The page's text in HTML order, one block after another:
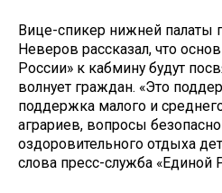
Вице-спикер нижней палаты
Неверов рассказал, что
России» к кабмину будут
волнует граждан. «Это
поддержка малого и
аграриев, вопросы
оздоровительного отдыха
слова пресс-служба «Единой